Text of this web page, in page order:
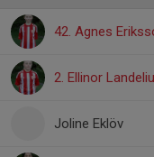
42. Agnes
2. Ellinor
Joline Eklöv